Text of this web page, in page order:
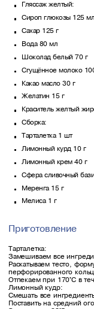
Гляссаж желтый:
Сироп глюкозы 125 мл
Сахар 125 г
Вода 80 мл
Шоколад белый 70 г
Сгущённое молоко
Какао масло 30 г
Желатин 15 г
Краситель желтый
Сборка:
Тарталетка 1 шт
Лимонный курд 10 г
Лимонный крем 40 г
Сфера сливочный
Меренга 15 г
Мелиса 1 г
Приготовление
Тарталетка:
Замешиваем все
Раскатываем тесто,
перфорированного
Отпекаем при 170°С в
Лимонный кудр:
Смешать все
Поставить на средний